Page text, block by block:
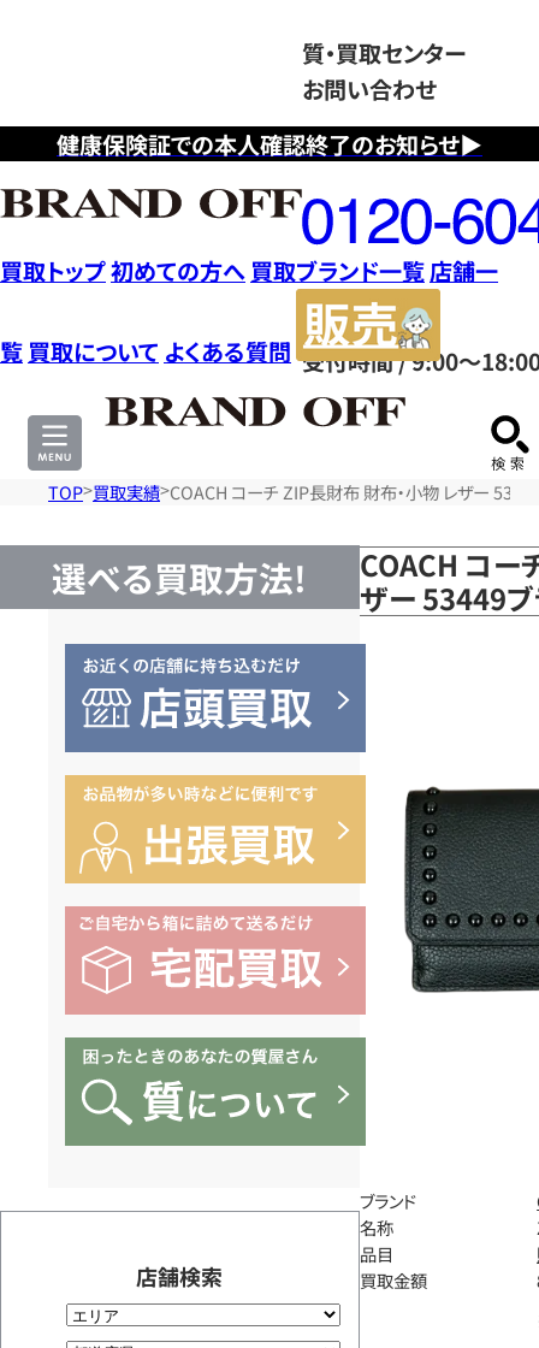
健康保険証での本人確認終了のお知らせ▶
質・買取センター
お問い合わせ
フ
リ
ー
ダ
イ
ヤ
ル
0120604117
受付時間 / 9:00～
買取トップ初めての方へ 買取ブランド一覧店舗一
覧 買取について よくある質問
サ
TOP 買取実績 COACH コーチ ZIP長財布 財布・小物 レザー
選べる買取方法!
店舗検索
COACH コー
ザー 53449
ブランド
名称
品目
買取金額